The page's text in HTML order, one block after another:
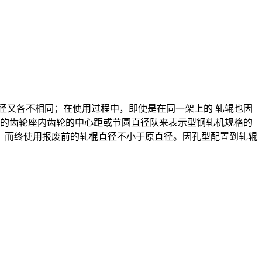
各不相同；在使用过程中，即使是在同一架上的 轧辊也因
齿轮座内齿轮的中心距或节圆直径队来表示型钢轧机规格的
终使用报废前的轧棍直径不小于原直径。因孔型配置到轧辊